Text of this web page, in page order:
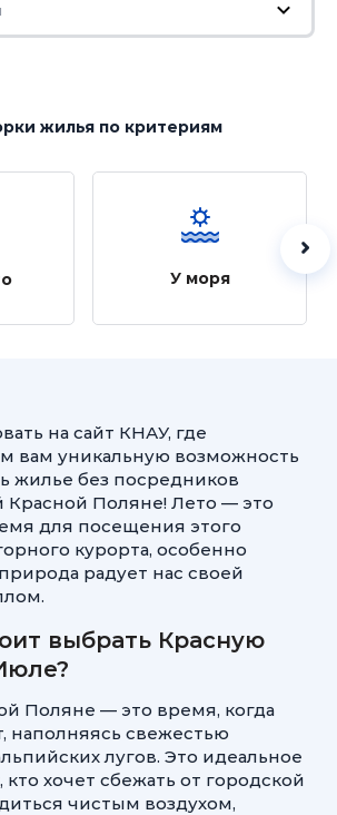
жильяпо критериям
У моря
на сайт КНАУ, где
вам уникальную возможность
жилье без посредников
Красной Поляне! Лето — это
для посещения этого
курорта, особенно
радует нас своей
выбрать Красную
Поляне — это время, когда
наполняясь свежестью
лугов. Это идеальное
кто хочет сбежать от городской
чистым воздухом,